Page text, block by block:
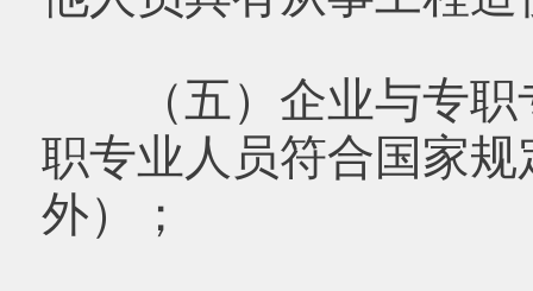
（五）企业与专职
职专业人员符合国家
外）；